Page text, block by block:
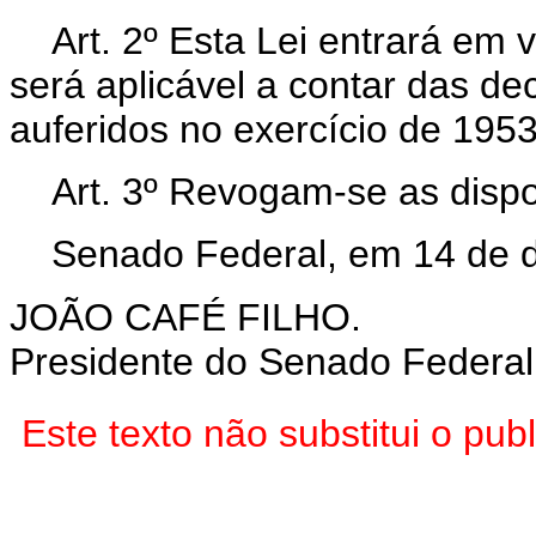
Art. 2º Esta Lei entrará em
será aplicável a contar das
auferidos no exercício de
Art. 3º Revogam-se as
Senado Federal, em 14 de
JOÃO CAFÉ FILHO.
Presidente do Senado Federal
Este texto não substitui o